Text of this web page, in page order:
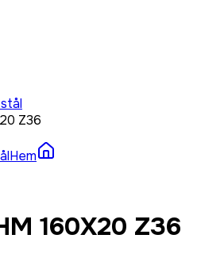
Z36
Hem
160X20 Z36